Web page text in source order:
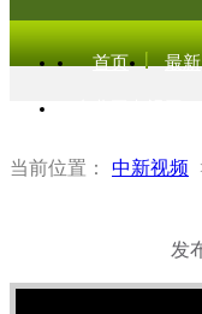
首页 最新
当前位置： 中新视频
发